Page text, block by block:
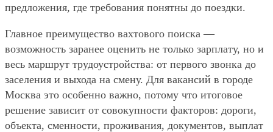
предложения, где требования понятны до поездки.
Главное преимущество вахтового поиска —
возможность заранее оценить не только зарплату, но и
весь маршрут трудоустройства: от первого звонка до
заселения и выхода на смену. Для вакансий в городе
Москва это особенно важно, потому что итоговое
решение зависит от совокупности факторов: дороги,
объекта, сменности, проживания, документов, выплат